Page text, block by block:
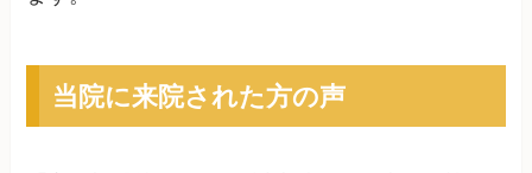
当院に来院された方の声